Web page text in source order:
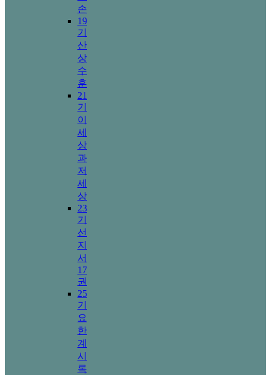
손
19
기
산
상
수
훈
21
기
이
세
상
과
저
세
상
23
기
선
지
서
17
권
25
기
요
한
계
시
록